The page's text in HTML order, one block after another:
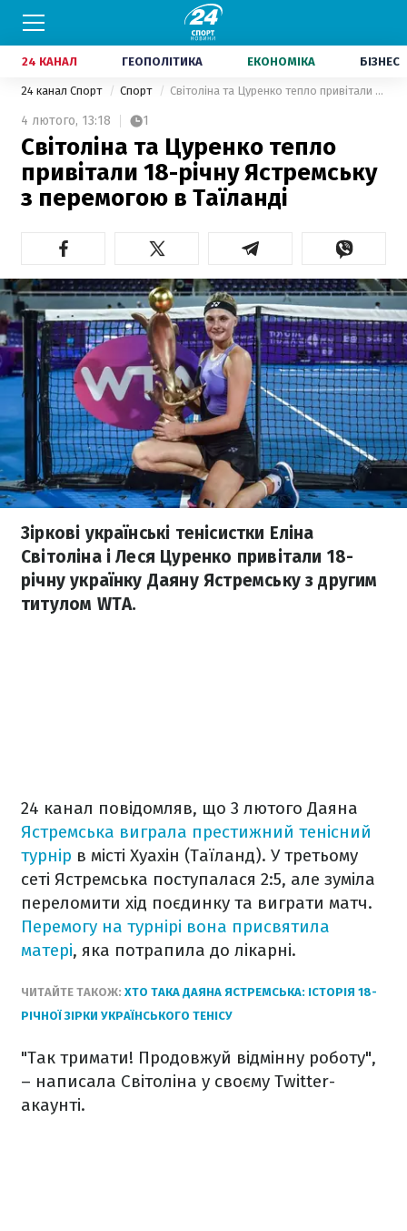
24 КАНАЛ ГЕОПОЛІТИКА ЕКОНОМІКА БІЗНЕС
24 канал Спорт Спорт Світоліна та Цуренко тепло привітали 18-річну Ястремську з перемогою в Таїланді
4 лютого, 13:18 1
Світоліна та Цуренко тепло
привітали 18-річну Ястремську
з перемогою в Таїланді
Зіркові українські тенісистки Еліна
Світоліна і Леся Цуренко привітали 18-
річну українку Даяну Ястремську з другим
титулом WTA.
24 канал повідомляв, що 3 лютого Даяна
Ястремська виграла престижний тенісний
турнір в місті Хуахін (Таїланд). У третьому
сеті Ястремська поступалася 2:5, але зуміла
переломити хід поєдинку та виграти матч.
Перемогу на турнірі вона присвятила
матері, яка потрапила до лікарні.
ЧИТАЙТЕ ТАКОЖ: ХТО ТАКА ДАЯНА ЯСТРЕМСЬКА: ІСТОРІЯ 18-
РІЧНОЇ ЗІРКИ УКРАЇНСЬКОГО ТЕНІСУ
"Так тримати! Продовжуй відмінну роботу",
– написала Світоліна у своєму Twitter-
акаунті.